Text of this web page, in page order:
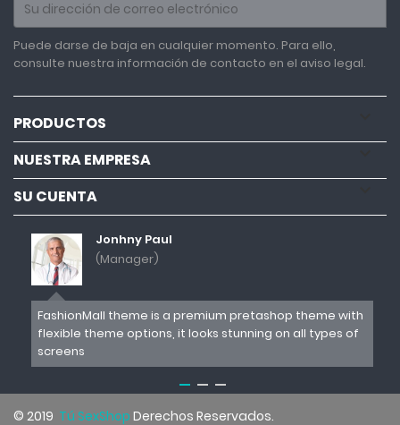
Puede darse de baja en cualquier momento. Para ello,
consulte nuestra información de contacto en el aviso legal.
PRODUCTOS
NUESTRA EMPRESA
SU CUENTA
Jonhny Paul
(Manager)
FashionMall theme is a premium pretashop theme with
flexible theme options, it looks stunning on all types of
screens
© 2019 Tú SexShop Derechos Reservados.